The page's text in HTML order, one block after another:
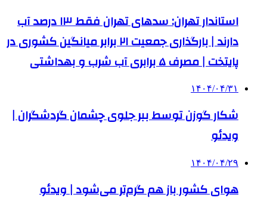
استاندار تهران: سدهای تهران فقط ۱۳ درصد آب
دارند | بارگذاری جمعیت ۲۱ برابر میانگین کشوری در
پایتخت | مصرف ۵ برابری آب شرب و بهداشتی
۱۴۰۴/۰۴/۳۱
شکار گوزن توسط ببر جلوی چشمان گردشگران |
ویدئو
۱۴۰۴/۰۴/۲۹
هوای کشور باز هم گرم‌تر می‌شود | ویدئو